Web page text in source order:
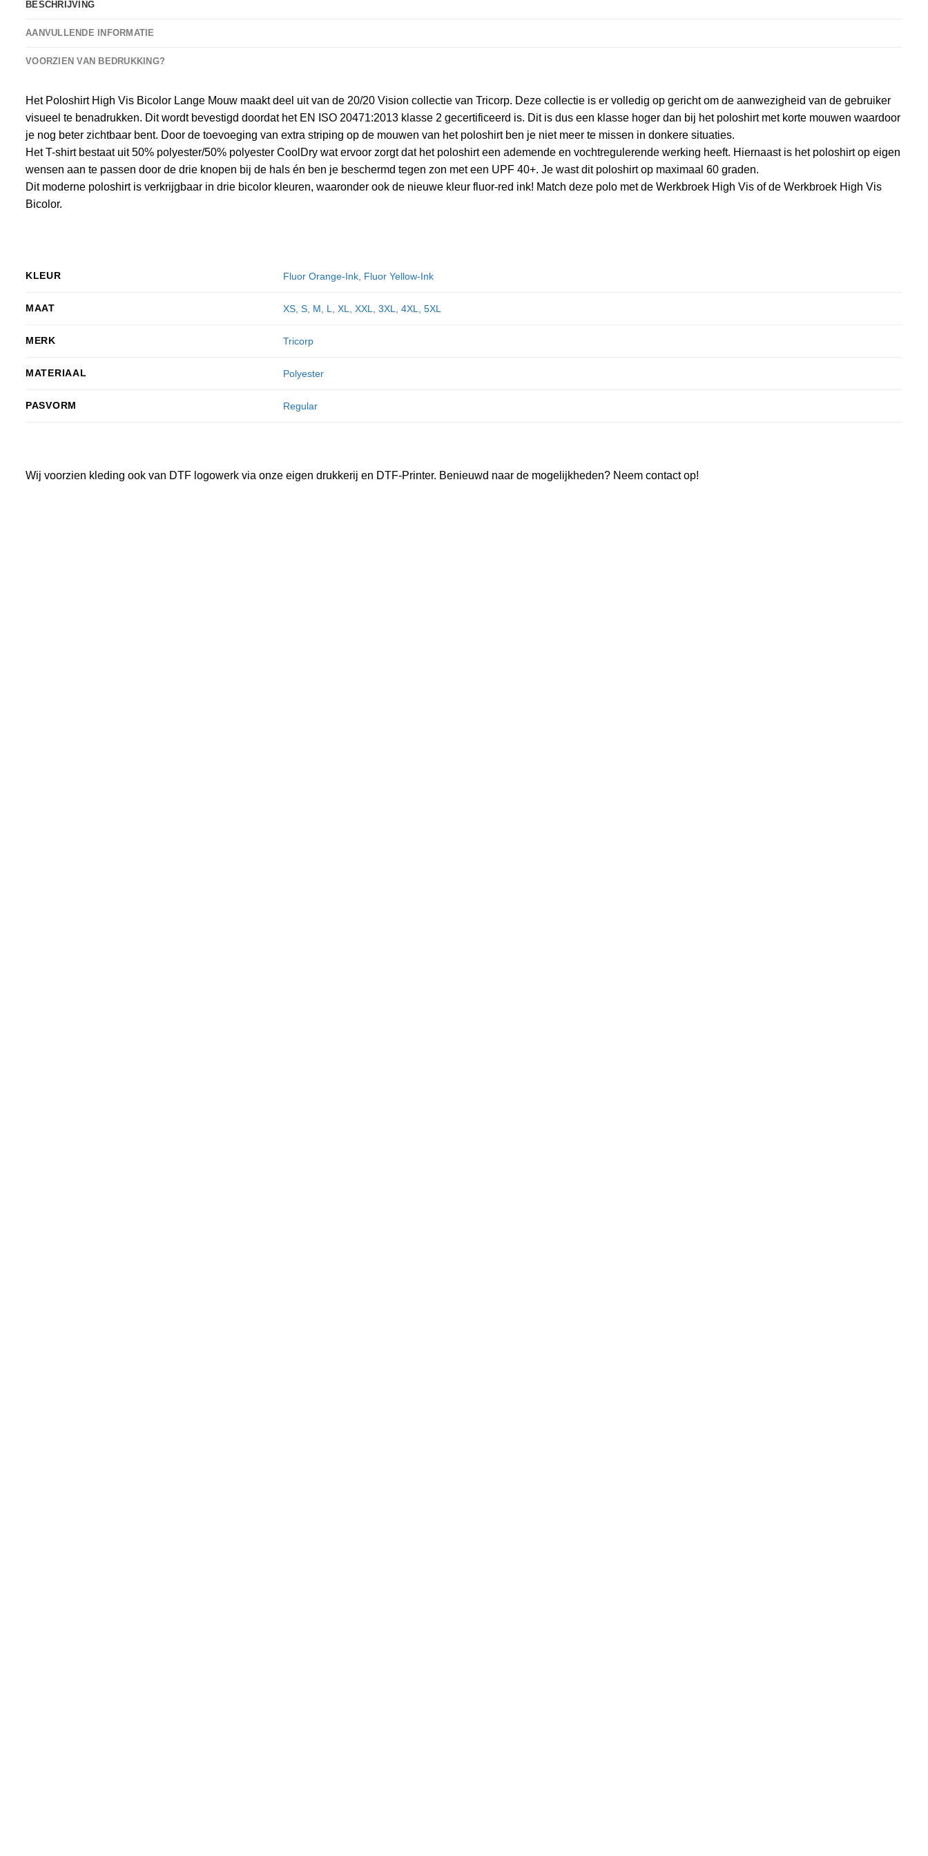
BESCHRIJVING
AANVULLENDE INFORMATIE
VOORZIEN VAN BEDRUKKING?
Het Poloshirt High Vis Bicolor Lange Mouw maakt deel uit van de 20/20 Vision collectie van Tricorp. Deze collectie is er volledig op gericht om de aanwezigheid van de gebruiker
visueel te benadrukken. Dit wordt bevestigd doordat het EN ISO 20471:2013 klasse 2 gecertificeerd is. Dit is dus een klasse hoger dan bij het poloshirt met korte mouwen waardoor
je nog beter zichtbaar bent. Door de toevoeging van extra striping op de mouwen van het poloshirt ben je niet meer te missen in donkere situaties.
Het T-shirt bestaat uit 50% polyester/50% polyester CoolDry wat ervoor zorgt dat het poloshirt een ademende en vochtregulerende werking heeft. Hiernaast is het poloshirt op eigen
wensen aan te passen door de drie knopen bij de hals én ben je beschermd tegen zon met een UPF 40+. Je wast dit poloshirt op maximaal 60 graden.
Dit moderne poloshirt is verkrijgbaar in drie bicolor kleuren, waaronder ook de nieuwe kleur fluor-red ink! Match deze polo met de Werkbroek High Vis of de Werkbroek High Vis
Bicolor.
KLEUR Fluor Orange-Ink Fluor Yellow-Ink
MAAT XS ,S M L ,XL ,XXL ,3XL ,4XL ,5XL
MERK Tricorp
MATERIAAL Polyester
PASVORM Regular
Wij voorzien kleding ook van DTF logowerk via onze eigen drukkerij en DTF-Printer. Benieuwd naar de mogelijkheden? Neem contact op!